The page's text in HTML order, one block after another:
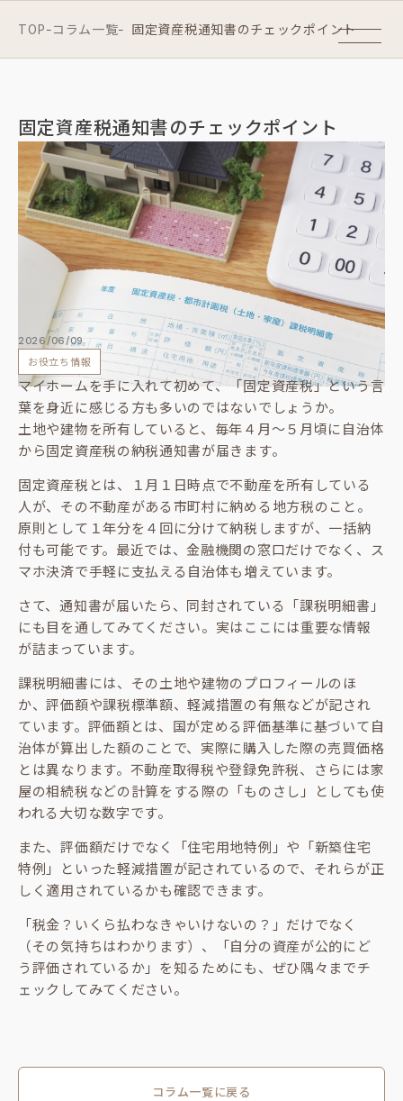
TOP-コラム一覧- 固定資産税通知書のチェックポイント
固定資産税通知書のチェックポイント
2026/06/09
お役立ち情報
マイホームを手に入れて初めて、「固定資産税」という言
葉を身近に感じる方も多いのではないでしょうか。
土地や建物を所有していると、毎年４月～５月頃に自治体
から固定資産税の納税通知書が届きます。
固定資産税とは、１月１日時点で不動産を所有している
人が、その不動産がある市町村に納める地方税のこと。
原則として１年分を４回に分けて納税しますが、一括納
付も可能です。最近では、金融機関の窓口だけでなく、ス
マホ決済で手軽に支払える自治体も増えています。
さて、通知書が届いたら、同封されている「課税明細書」
にも目を通してみてください。実はここには重要な情報
が詰まっています。
課税明細書には、その土地や建物のプロフィールのほ
か、評価額や課税標準額、軽減措置の有無などが記され
ています。評価額とは、国が定める評価基準に基づいて自
治体が算出した額のことで、実際に購入した際の売買価格
とは異なります。不動産取得税や登録免許税、さらには家
屋の相続税などの計算をする際の「ものさし」としても使
われる大切な数字です。
また、評価額だけでなく「住宅用地特例」や「新築住宅
特例」といった軽減措置が記されているので、それらが正
しく適用されているかも確認できます。
「税金？いくら払わなきゃいけないの？」だけでなく
（その気持ちはわかります）、「自分の資産が公的にど
う評価されているか」を知るためにも、ぜひ隅々までチ
ェックしてみてください。
コラム一覧に戻る